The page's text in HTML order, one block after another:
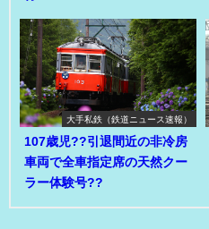
大手私鉄（鉄道ニュース速報）
107歳児??引退間近の非冷房
車両で全車指定席の天然クー
ラー体験号??